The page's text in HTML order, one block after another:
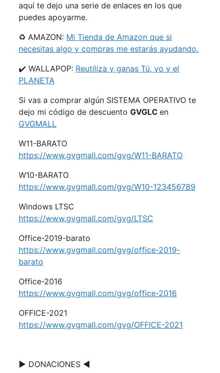
aquí te dejo una serie de enlaces en los que
puedes apoyarme.
♻️ AMAZON: Mi Tienda de Amazon que si
necesitas algo y compras me estarás ayudando.
✔️ WALLAPOP: Reutiliza y ganas Tú, yo y el
PLANETA
Si vas a comprar algún SISTEMA OPERATIVO te
dejo mi código de descuento GVGLC en
GVGMALL
W11-BARATO
https://www.gvgmall.com/gvg/W11-BARATO
W10-BARATO
https://www.gvgmall.com/gvg/W10-123456789
Windows LTSC
https://www.gvgmall.com/gvg/LTSC
Office-2019-barato
https://www.gvgmall.com/gvg/office-2019-
barato
Office-2016
https://www.gvgmall.com/gvg/office-2016
OFFICE-2021
https://www.gvgmall.com/gvg/OFFICE-2021
▶️ DONACIONES ◀️